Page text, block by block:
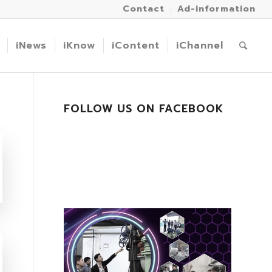
Contact Ad-information
iNews iKnow iContent iChannel
FOLLOW US ON FACEBOOK